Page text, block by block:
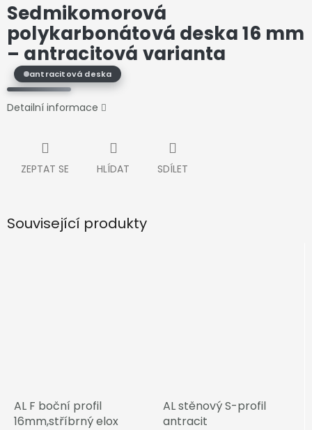
Sedmikomorová
polykarbonátová deska 16 mm
– antracitová varianta
antracitová deska
Detailní informace
ZEPTAT SE HLÍDAT SDÍLET
Související produkty
AL F boční profil
16mm,stříbrný elox
AL stěnový S-profil
antracit